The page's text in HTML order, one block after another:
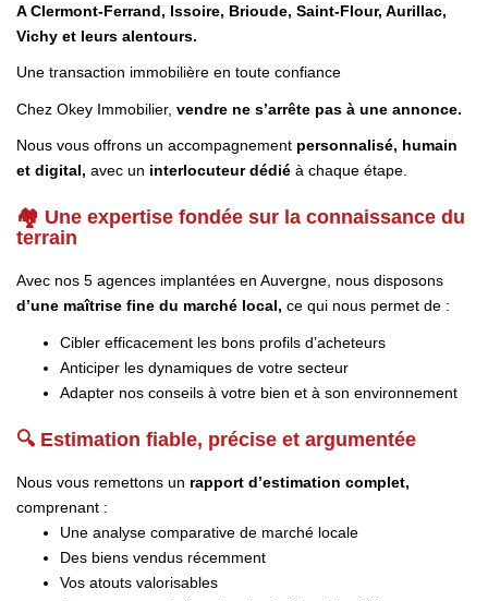
Nos Annonces
FAIRE GÉRER
NOTRE GROUPE
Nos Agences
Notre Équipe
Nos Actualités Immo
Nous Contacter
A Clermont-Ferrand, Issoire, Brioude, Saint-Flour, Aurillac,
Vichy et leurs alentours.
Une transaction immobilière en toute confiance
Chez Okey Immobilier, vendre ne s’arrête pas à une annonce.
Nous vous offrons un accompagnement personnalisé, humain
et digital, avec un interlocuteur dédié à chaque étape.
🏘️ Une expertise fondée sur la connaissance du
terrain
Avec nos 5 agences implantées en Auvergne, nous disposons
d’une maîtrise fine du marché local, ce qui nous permet de :
Cibler efficacement les bons profils d’acheteurs
Anticiper les dynamiques de votre secteur
Adapter nos conseils à votre bien et à son environnement
🔍 Estimation fiable, précise et argumentée
Nous vous remettons un rapport d’estimation complet,
comprenant :
Une analyse comparative de marché locale
Des biens vendus récemment
Vos atouts valorisables